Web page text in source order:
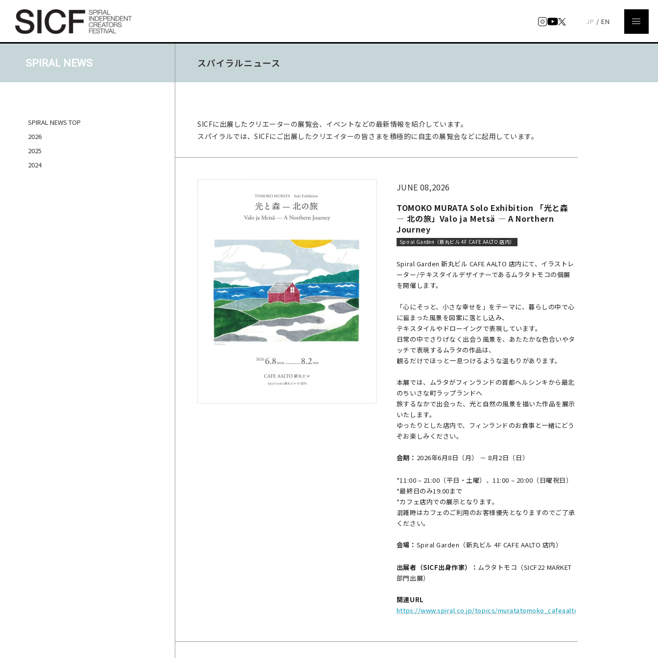
JP / EN
SPIRAL NEWS スパイラルニュース
SPIRAL NEWS TOP
2026
2025
2024
SICFに出展したクリエーターの展覧会、 イベントなどの最新情報を紹介しています。
スパイラルでは、SICFにご出展したクリエイターの皆さまを積極的に⾃主の展覧会などに起⽤しています。
JUNE 08,2026
TOMOKO MURATA Solo Exhibition 「光と森
— 北の旅」Valo ja Metsä — A Northern
Journey
Spiral Garden（新丸ビル 4F CAFE AALTO 店内）
Spiral Garden 新丸ビル CAFE AALTO 店内にて、イラストレ
ーター/テキスタイルデザイナーであるムラタトモコの個展
を開催します。
「心にそっと、小さな幸せを」をテーマに、暮らしの中で心
に留まった風景を図案に落とし込み、
テキスタイルやドローイングで表現しています。
日常の中でさりげなく出会う風景を、あたたかな色合いやタ
ッチで表現するムラタの作品は、
観るだけでほっと一息つけるような温もりがあります。
本展では、ムラタがフィンランドの首都ヘルシンキから最北
のちいさな町ラップランドへ
旅するなかで出会った、光と⾃然の⾵景を描いた作品を展示
いたします。
ゆったりとした店内で、フィンランドのお食事と一緒にどう
ぞお楽しみください。
会期： 2026年6月8日（月） － 8月2日（日）
*11:00 – 21:00（平日・土曜）、11:00 – 20:00（日曜祝日）
*最終日のみ19:00まで
*カフェ店内での展示となります。
混雑時はカフェのご利用のお客様優先となりますのでご了承
ください。
会場： Spiral Garden（新丸ビル 4F CAFE AALTO 店内）
出展者（SICF出身作家）： ムラタトモコ（SICF22 MARKET
部門出展）
関連URL
https://www.spiral.co.jp/topics/muratatomoko_cafeaalto